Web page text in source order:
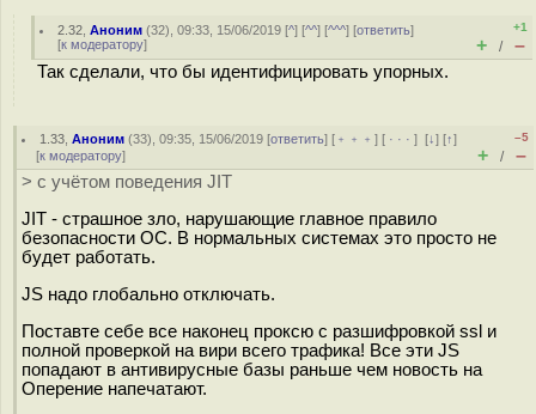
2.32 ,Аноним (32), 09:33, 15/06/2019 [^] [^^] [^^^] [ответить]
[к модератору]
+1
+ / –
Так сделали, что бы идентифицировать упорных.
1.33 ,Аноним (33), 09:35, 15/06/2019 [ответить] [ ﹢﹢﹢] [ · · ·][↓] [↑]
[к модератору]
–5
+ / –
> с учётом поведения JIT
JIT - страшное зло, нарушающие главное правило
безопасности ОС. В нормальных системах это просто не
будет работать.
JS надо глобально отключать.
Поставте себе все наконец проксю с разшифровкой ssl и
полной проверкой на вири всего трафика! Все эти JS
попадают в антивирусные базы раньше чем новость на
Оперение напечатают.